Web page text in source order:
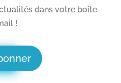
dans votre boîte
!